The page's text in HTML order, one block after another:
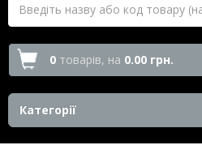
0 товарів, на 0.00 грн.
Категорії